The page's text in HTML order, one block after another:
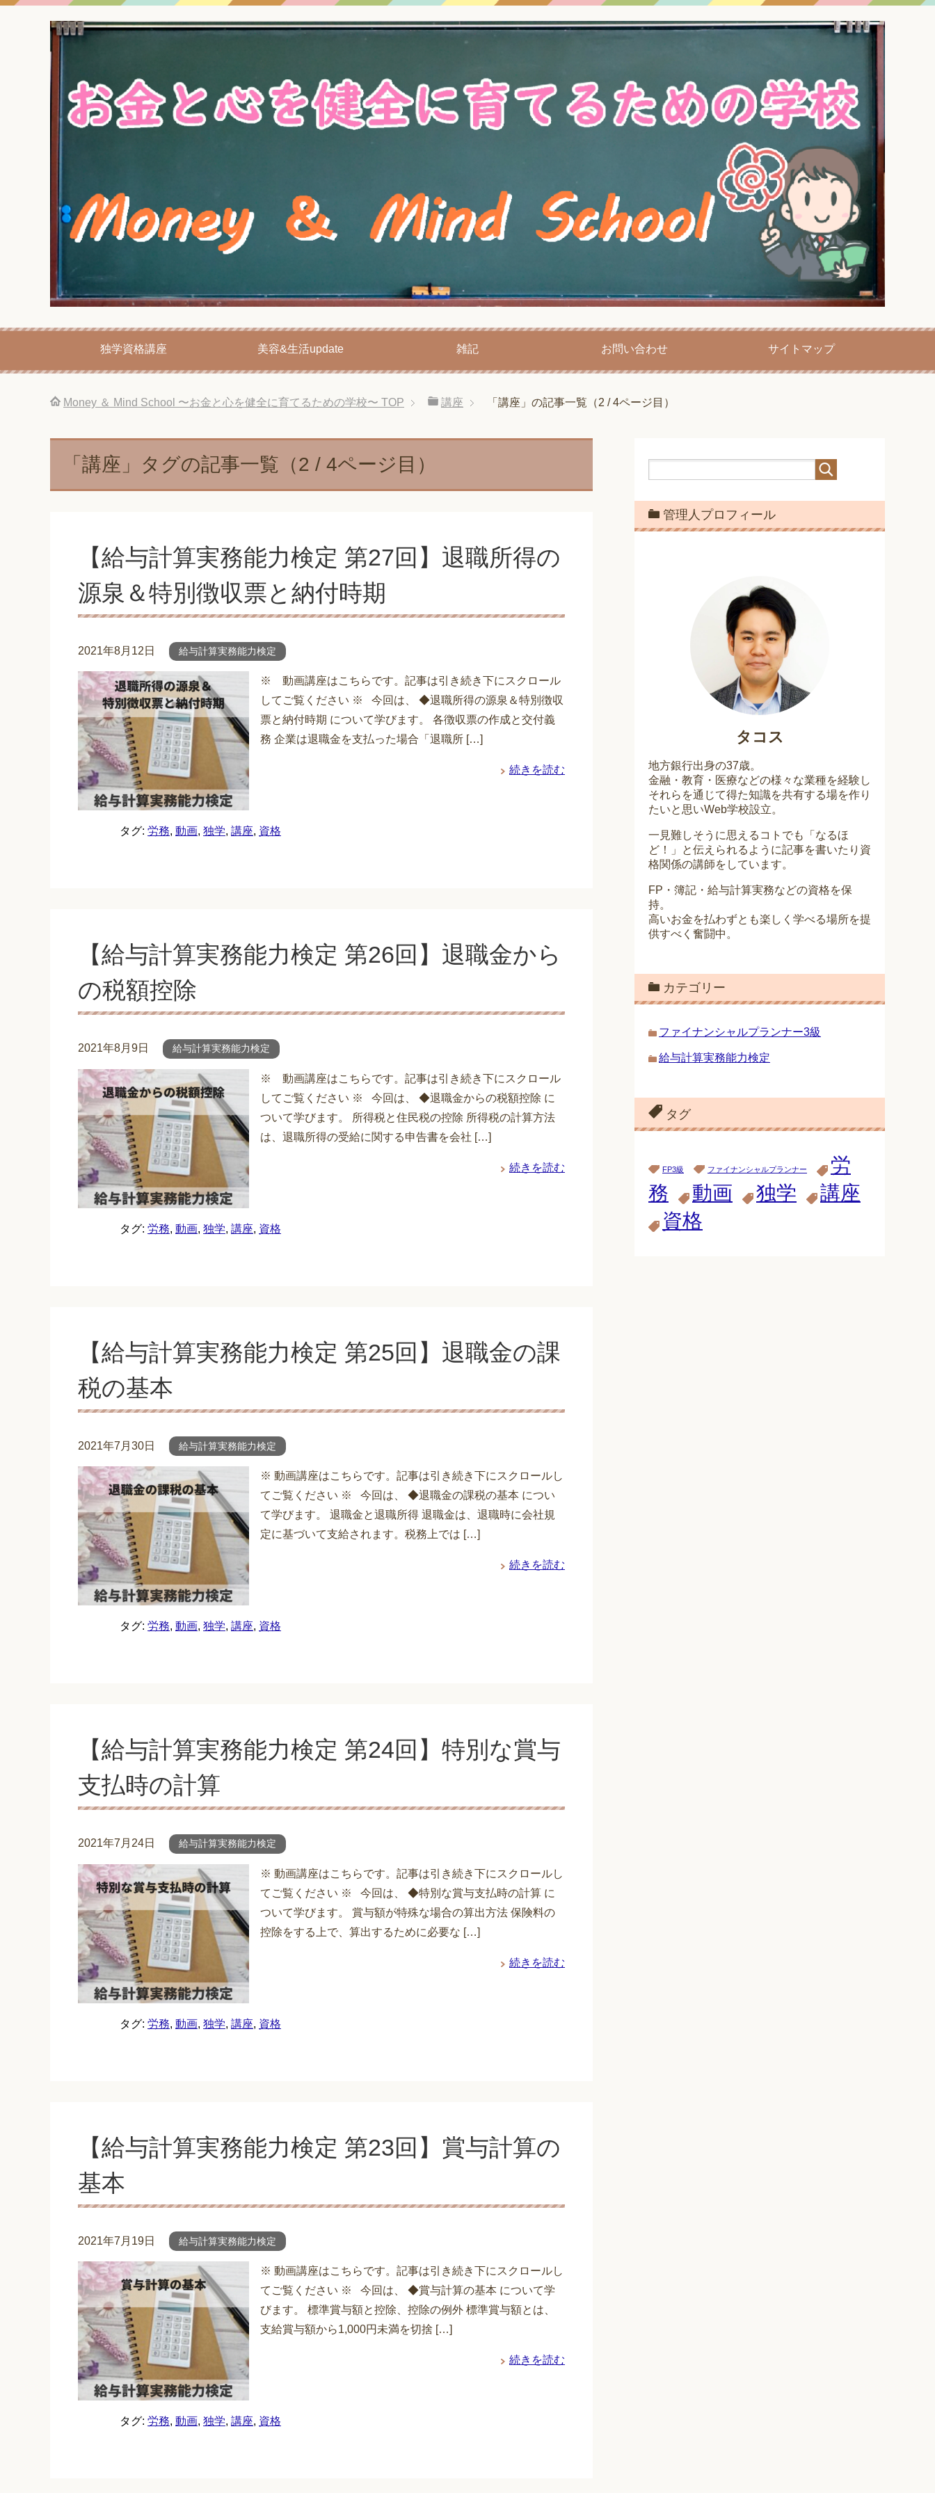
独学資格講座 美容&生活update 雑記 お問い合わせ サイトマップ
Money ＆ Mind School 〜お金と心を健全に育てるための学校〜 TOP 講座 「講座」の記事一覧（2 / 4ページ目）
「講座」タグの記事一覧（2 / 4ページ目）
【給与計算実務能力検定 第27回】退職所得の
源泉＆特別徴収票と納付時期
2021年8月12日 給与計算実務能力検定
※ 動画講座はこちらです。記事は引き続き下にスクロール
してご覧ください ※ 今回は、 ◆退職所得の源泉＆特別徴収
票と納付時期 について学びます。 各徴収票の作成と交付義
務 企業は退職金を支払った場合「退職所 […]
続きを読む
タグ: 労務, 動画, 独学, 講座, 資格
【給与計算実務能力検定 第26回】退職金から
の税額控除
2021年8月9日 給与計算実務能力検定
※ 動画講座はこちらです。記事は引き続き下にスクロール
してご覧ください ※ 今回は、 ◆退職金からの税額控除 に
ついて学びます。 所得税と住民税の控除 所得税の計算方法
は、退職所得の受給に関する申告書を会社 […]
続きを読む
タグ: 労務, 動画, 独学, 講座, 資格
【給与計算実務能力検定 第25回】退職金の課
税の基本
2021年7月30日 給与計算実務能力検定
※ 動画講座はこちらです。記事は引き続き下にスクロールし
てご覧ください ※ 今回は、 ◆退職金の課税の基本 につい
て学びます。 退職金と退職所得 退職金は、退職時に会社規
定に基づいて支給されます。税務上では […]
続きを読む
タグ: 労務, 動画, 独学, 講座, 資格
【給与計算実務能力検定 第24回】特別な賞与
支払時の計算
2021年7月24日 給与計算実務能力検定
※ 動画講座はこちらです。記事は引き続き下にスクロールし
てご覧ください ※ 今回は、 ◆特別な賞与支払時の計算 に
ついて学びます。 賞与額が特殊な場合の算出方法 保険料の
控除をする上で、算出するために必要な […]
続きを読む
タグ: 労務, 動画, 独学, 講座, 資格
【給与計算実務能力検定 第23回】賞与計算の
基本
2021年7月19日 給与計算実務能力検定
※ 動画講座はこちらです。記事は引き続き下にスクロールし
てご覧ください ※ 今回は、 ◆賞与計算の基本 について学
びます。 標準賞与額と控除、控除の例外 標準賞与額とは、
支給賞与額から1,000円未満を切捨 […]
続きを読む
タグ: 労務, 動画, 独学, 講座, 資格
管理人プロフィール
タコス
地方銀行出身の37歳。
金融・教育・医療などの様々な業種を経験し
それらを通じて得た知識を共有する場を作り
たいと思いWeb学校設立。
一見難しそうに思えるコトでも「なるほ
ど！」と伝えられるように記事を書いたり資
格関係の講師をしています。
FP・簿記・給与計算実務などの資格を保
持。
高いお金を払わずとも楽しく学べる場所を提
供すべく奮闘中。
カテゴリー
ファイナンシャルプランナー3級
給与計算実務能力検定
タグ
FP3級 ファイナンシャルプランナー
労
務
動画 独学 講座
資格